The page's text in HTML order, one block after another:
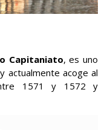
Capitaniato, es uno
actualmente acoge al
1571 y 1572 y